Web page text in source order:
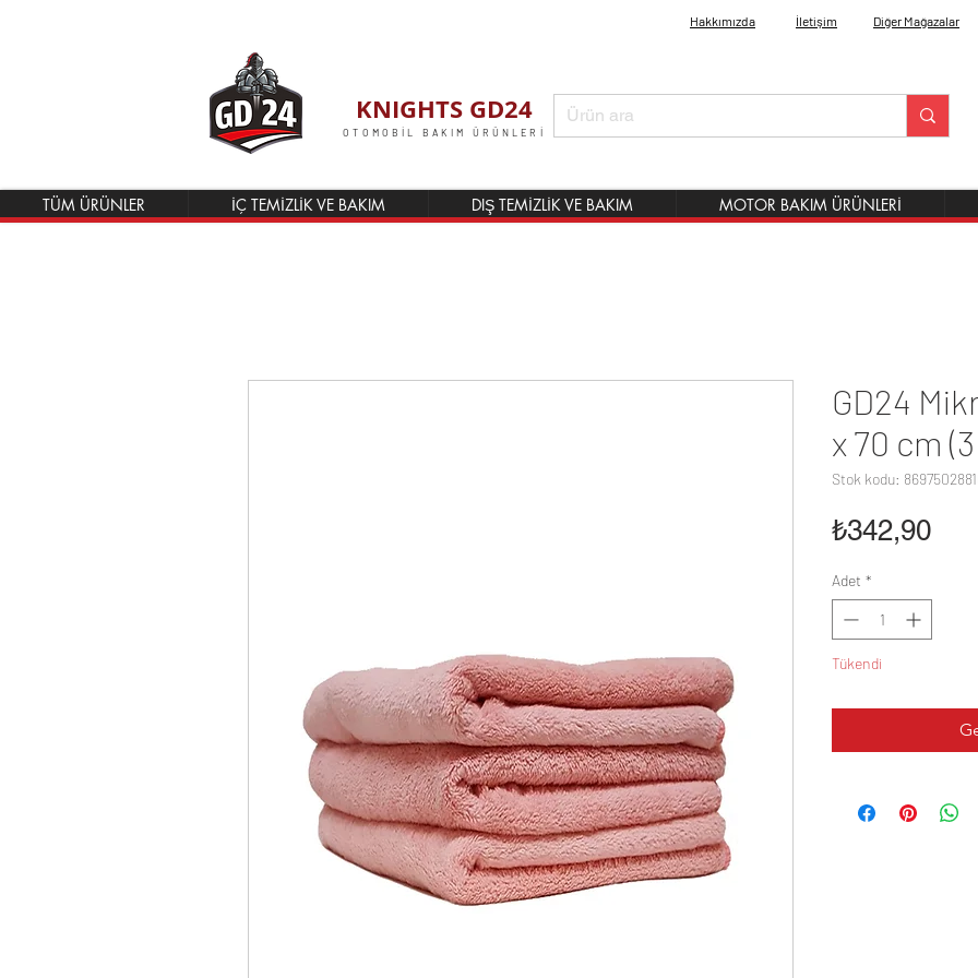
Hakkımızda İletişim Diğer Mağazalar
KNIGHTS GD24
OTOMOBİL BAKIM ÜRÜNLERİ
TÜM ÜRÜNLER İÇ TEMİZLİK VE BAKIM DIŞ TEMİZLİK VE BAKIM MOTOR BAKIM ÜRÜNLERİ
GD24
x 70 cm
Stok kodu:
₺342,90Fiyat
Adet *
Tükendi